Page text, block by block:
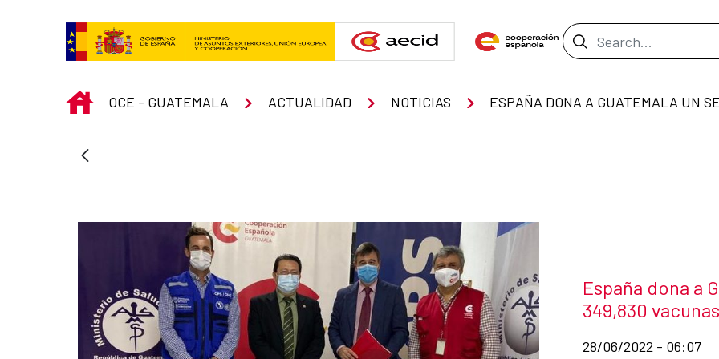
Search Bar
INICIO
OCE - GUATEMALA ACTUALIDAD NOTICIAS
News title
España dona a
349,830
Date of publication of
28/06/2022 - 06:07